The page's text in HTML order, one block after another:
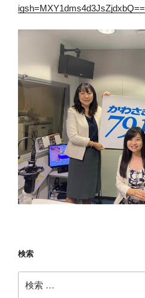
igsh=MXY1dms4d3JsZjdxbQ==
検索
索: